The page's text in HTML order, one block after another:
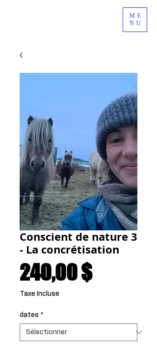
ME
NU
Conscient de nature 3
- La concrétisation
240,00 $Prix
Taxe Incluse
dates *